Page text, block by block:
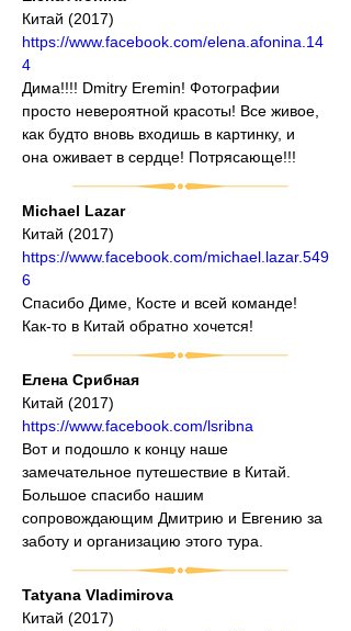
Китай (2017)
https://www.facebook.com/elena.afonina.14
4
Дима!!!! Dmitry Eremin! Фотографии
просто невероятной красоты! Все живое,
как будто вновь входишь в картинку, и
она оживает в сердце! Потрясающе!!!
Michael Lazar
Китай (2017)
https://www.facebook.com/michael.lazar.549
6
Спасибо Диме, Косте и всей команде!
Как-то в Китай обратно хочется!
Елена Срибная
Китай (2017)
https://www.facebook.com/lsribna
Вот и подошло к концу наше
замечательное путешествие в Китай.
Большое спасибо нашим
сопровождающим Дмитрию и Евгению за
заботу и организацию этого тура.
Tatyana Vladimirova
Китай (2017)